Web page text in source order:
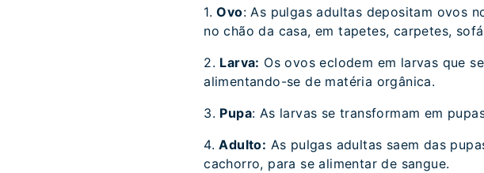
1.Ovo: As pulgas adultas depositam ovos
no chão da casa, em tapetes, carpetes,
2. Larva: Os ovos eclodem em larvas que
alimentando-se de matéria orgânica.
3. Pupa: As larvas se transformam em
4.Adulto: As pulgas adultas saem das
cachorro, para se alimentar de sangue.